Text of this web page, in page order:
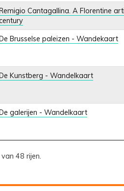
Cantagallina. A Florentine
Brusselse paleizen - Wandekaart
Kunstberg - Wandelkaart
galerijen - Wandelkaart
48 rijen.